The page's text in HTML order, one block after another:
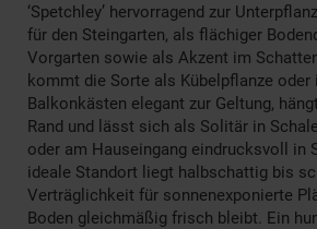
‘Spetchley’ hervorragend zur
für den Steingarten, als flächiger
Vorgarten sowie als Akzent im
kommt die Sorte als Kübelpflanze oder
Balkonkästen elegant zur Geltung,
Rand und lässt sich als Solitär in
oder am Hauseingang eindrucksvoll in
ideale Standort liegt halbschattig bis
Verträglichkeit für sonnenexponierte
Boden gleichmäßig frisch bleibt. Ein